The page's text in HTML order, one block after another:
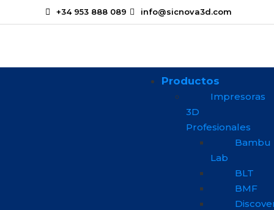
+34 953 888 089 info@sicnova3d.com
Productos
Impresoras
3D
Profesionales
Bambu
Lab
BLT
BMF